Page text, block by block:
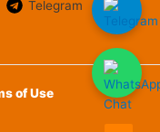
Telegram
of Use